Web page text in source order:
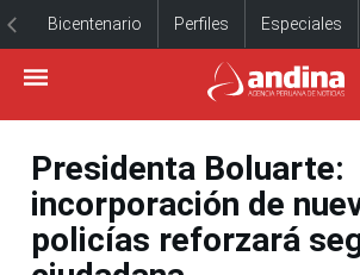
Bicentenario Perfiles Especiales
Presidenta Boluarte:
incorporación de
policías reforzará